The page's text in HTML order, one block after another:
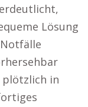
Lösung
plötzlich in